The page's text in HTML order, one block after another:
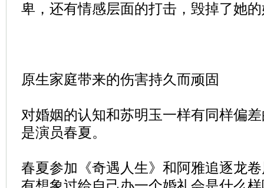
卑，还有情感层面的打击，毁掉了她
原生家庭带来的伤害持久而顽固
对婚姻的认知和苏明玉一样有同样偏
是演员春夏。
春夏参加《奇遇人生》和阿雅追逐龙